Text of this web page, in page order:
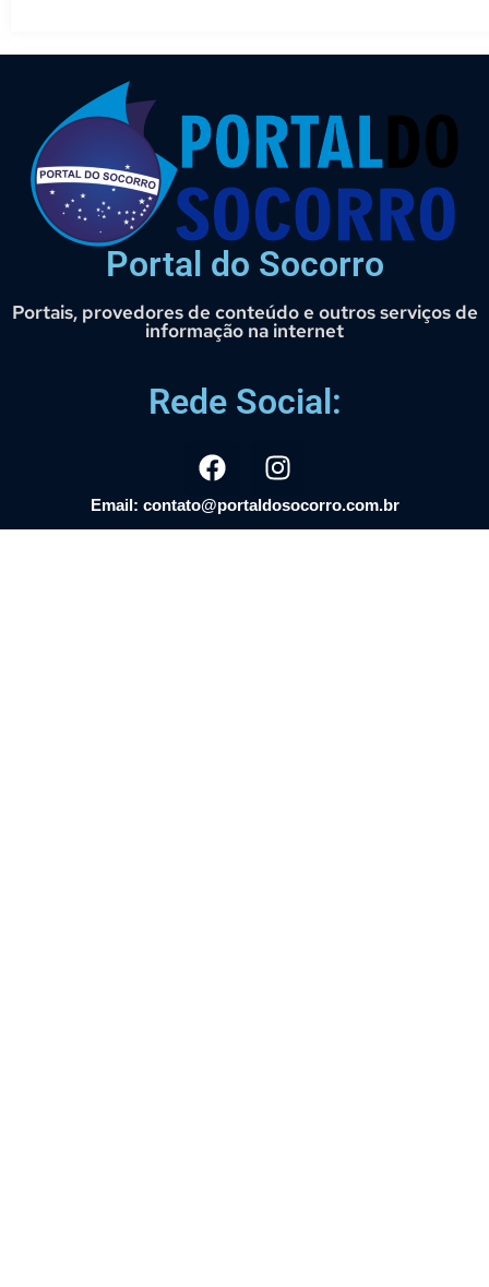
Portal do Socorro
Portais, provedores de conteúdo e outros serviços de
informação na internet
Rede Social:
Email: contato@portaldosocorro.com.br